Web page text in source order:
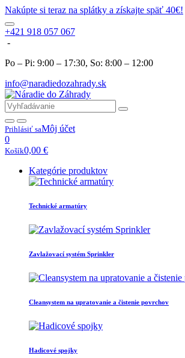
Nakúpte si teraz na splátky a získajte späť 40€!
+421 918 057 067
-
Po – Pi: 9:00 – 17:30, So: 8:00 – 12:00
info@naradiedozahrady.sk
Prihlásiť saMôj účet
0
Košík0,00 €
Kategórie produktov
Technické armatúry
Zavlažovací systém Sprinkler
Cleansystem na upratovanie a čistenie povrchov
Hadicové spojky